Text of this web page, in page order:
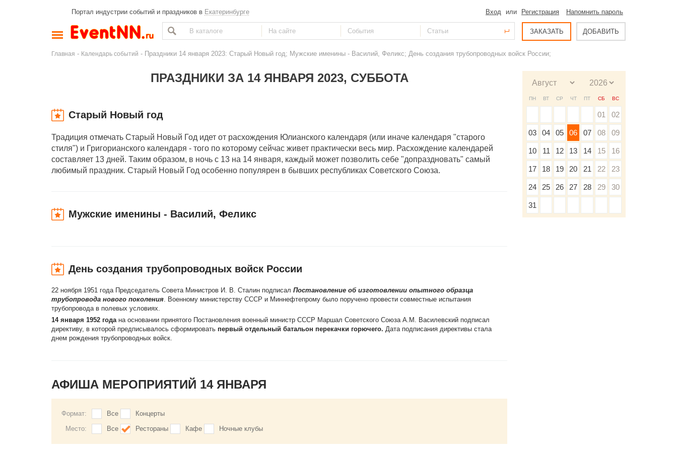
Портал индустрии событий и праздников в Екатеринбурге Вход или Регистрация Напомнить пароль
ЗАКАЗАТЬ ДОБАВИТЬ
Главная - Календарь событий - Праздники 14 января 2023: Старый Новый год; Мужские именины - Василий, Феликс; День создания трубопроводных войск России;
ПРАЗДНИКИ ЗА 14 ЯНВАРЯ 2023, СУББОТА
Старый Новый год
Традиция отмечать Старый Новый Год идет от расхождения Юлианского календаря (или иначе календаря "старого
стиля") и Григорианского календаря - того по которому сейчас живет практически весь мир. Расхождение календарей
составляет 13 дней. Таким образом, в ночь с 13 на 14 января, каждый может позволить себе "допраздновать" самый
любимый праздник. Старый Новый Год особенно популярен в бывших республиках Советского Союза.
Мужские именины - Василий, Феликс
День создания трубопроводных войск России
22 ноября 1951 года Председатель Совета Министров И. В. Сталин подписал Постановление об изготовлении опытного образца
трубопровода нового поколения. Военному министерству СССР и Миннефтепрому было поручено провести совместные испытания
трубопровода в полевых условиях.
14 января 1952 годана основании принятого Постановления военный министр СССР Маршал Советского Союза А.М. Василевский подписал
директиву, в которой предписывалось сформировать первый отдельный батальон перекачки горючего. Дата подписания директивы стала
днем рождения трубопроводных войск.
АФИША МЕРОПРИЯТИЙ 14 ЯНВАРЯ
Формат: Все
Концерты
Место:
Все Рестораны Кафе Ночные клубы
ПН ВТ СР ЧТ ПТ СБ ВС
01 02
03 04 05 06 07 08 09
10 11 12 13 14 15 16
17 18 19 20 21 22 23
24 25 26 27 28 29 30
31